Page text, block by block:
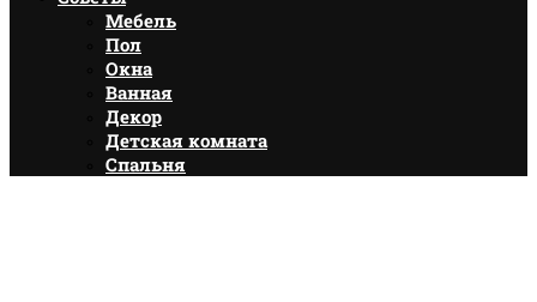
Мебель
Пол
Окна
Ванная
Декор
Детская комната
Спальня